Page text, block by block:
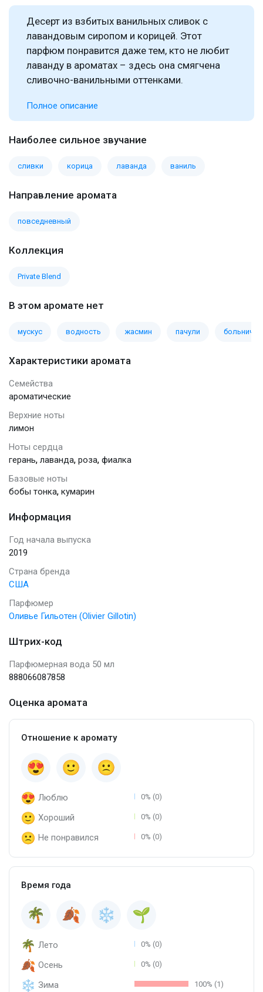
Десерт из взбитых ванильных сливок с
лавандовым сиропом и корицей. Этот
парфюм понравится даже тем, кто не любит
лаванду в ароматах – здесь она смягчена
сливочно-ванильными оттенками.
Полное описание
Наиболее сильное звучание
сливки корица лаванда ваниль
Направление аромата
повседневный
Коллекция
Private Blend
В этом аромате нет
мускус водность жасмин пачули
Характеристики аромата
Семейства
ароматические
Верхние ноты
лимон
Ноты сердца
герань, лаванда, роза, фиалка
Базовые ноты
бобы тонка, кумарин
Информация
Год начала выпуска
2019
Страна бренда
США
Парфюмер
Оливье Гильотен (Olivier Gillotin)
Штрих-код
Парфюмерная вода 50 мл
888066087858
Оценка аромата
Отношение к аромату
Люблю 0% (0)
Хороший 0% (0)
Не понравился 0% (0)
Время года
Лето 0% (0)
Осень 0% (0)
Зима 100% (1)